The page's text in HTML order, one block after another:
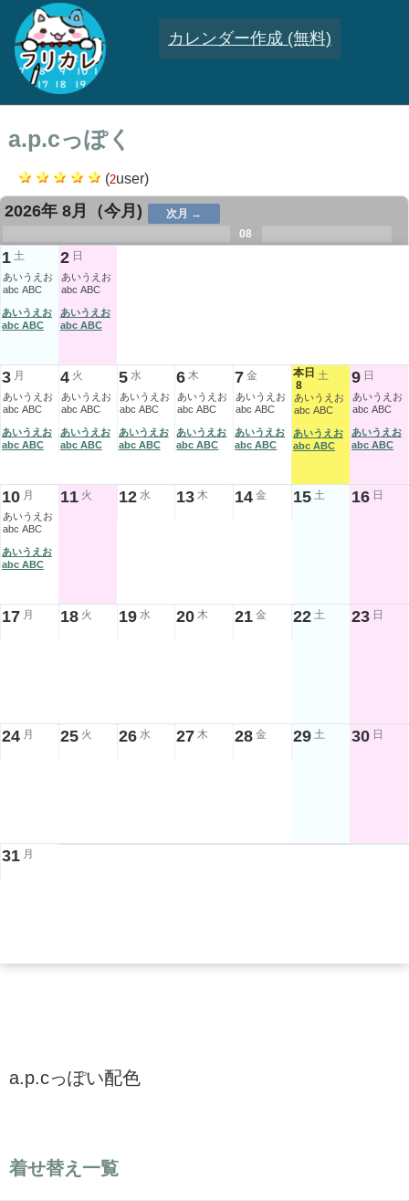
カレンダー作成 (無料)
a.p.cっぽく
(2user)
2026年 8月 （今月)
次月 →
08
1 土
あいうえお
abc ABC
あいうえお
abc ABC
2 日
あいうえお
abc ABC
あいうえお
abc ABC
3 月
あいうえお
abc ABC
あいうえお
abc ABC
4 火
あいうえお
abc ABC
あいうえお
abc ABC
5 水
あいうえお
abc ABC
あいうえお
abc ABC
6 木
あいうえお
abc ABC
あいうえお
abc ABC
7 金
あいうえお
abc ABC
あいうえお
abc ABC
本日
8
土
あいうえお
abc ABC
あいうえお
abc ABC
9 日
あいうえお
abc ABC
あいうえお
abc ABC
10 月
あいうえお
abc ABC
あいうえお
abc ABC
11 火 12 水 13 木 14 金 15 土 16 日
17 月 18 火 19 水 20 木 21 金 22 土 23 日
24 月 25 火 26 水 27 木 28 金 29 土 30 日
31 月
a.p.cっぽい配色
着せ替え一覧